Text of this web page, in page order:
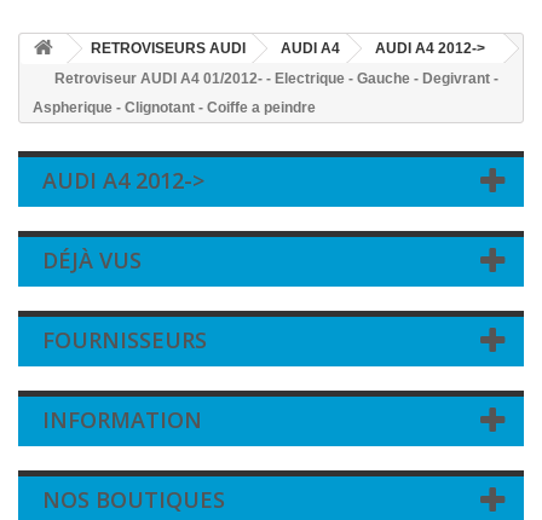
RETROVISEURS AUDI AUDI A4
AUDI A4 2012->
Retroviseur AUDI A4 01/2012- - Electrique - Gauche - Degivrant -
Aspherique - Clignotant - Coiffe a peindre
AUDI A4 2012->
DÉJÀ VUS
FOURNISSEURS
INFORMATION
NOS BOUTIQUES